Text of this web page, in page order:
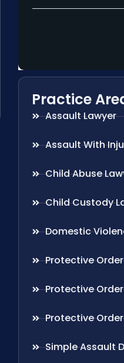
Practice
Assault Lawyer
Assault With
Child Abuse
Child Custody
Domestic
Protective
Protective
Protective
Simple Assault